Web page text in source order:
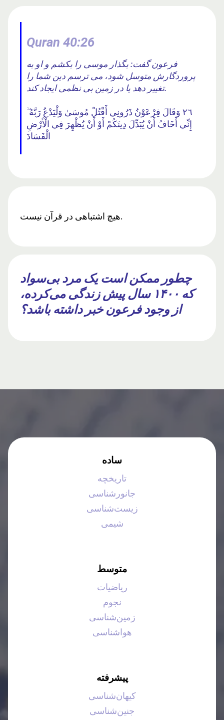
Quran 40:26
فرعون گفت: بگذار موسی را بکشم و او به
پروردگارش متوسل شود، می ترسم دین شما را
تغییر دهد یا در زمین بی نظمی ایجاد کند.
٢٦ وَقَالَ فِرْعَوْنُ ذَرُونِي أَقْتُلْ مُوسَىٰ وَلْيَدْعُ رَبَّهُ ۖ
إِنِّي أَخَافُ أَنْ يُبَدِّلَ دِينَكُمْ أَوْ أَنْ يُظْهِرَ فِي الْأَرْضِ
الْفَسَادَ
هیچ اشتباهی در قرآن نیست.
چطور ممکن است یک مرد بی‌سواد
که ۱۴۰۰ سال پیش زندگی می‌کرده،
از وجود فرعون خبر داشته باشد؟
ساده
تاریخچه
جانورشناسی
زیست‌شناسی
شیمی
متوسط
ریاضیات
نجوم
زمین‌شناسی
هواشناسی
پیشرفته
کیهان‌شناسی
جنین‌شناسی